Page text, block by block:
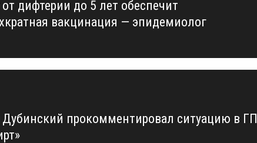
дифтерии до 5 лет обеспечит
вакцинация — эпидемиолог
Дубинский прокомментировал ситуацию в ГП